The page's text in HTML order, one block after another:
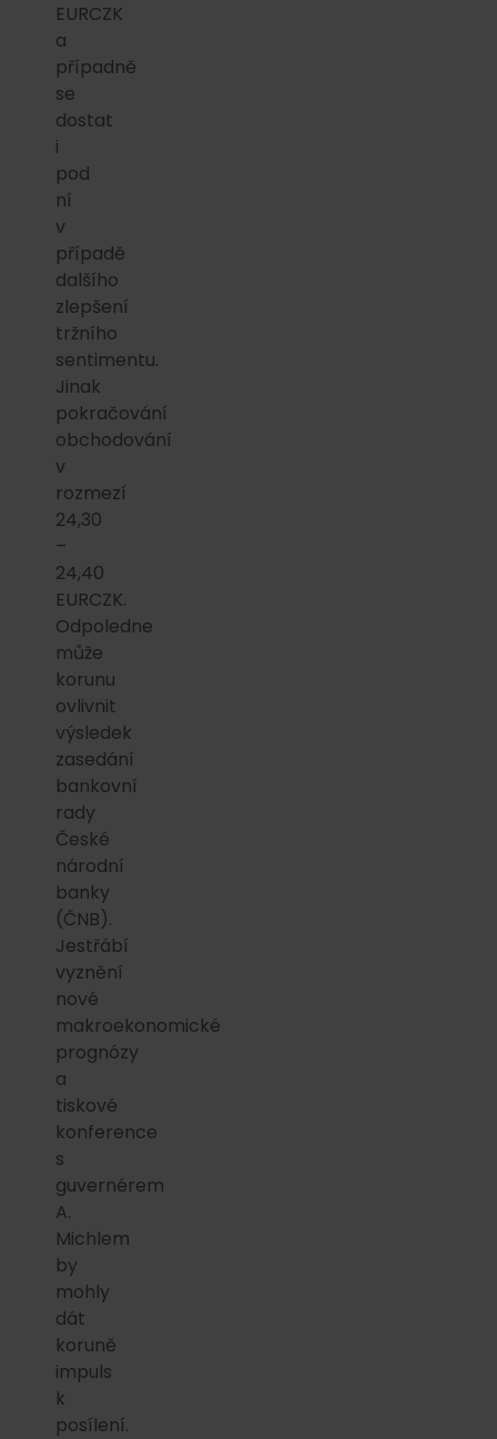
EURCZK
a
případně
se
dostat
i
pod
ní
v
případě
dalšího
zlepšení
tržního
sentimentu.
Jinak
pokračování
obchodování
v
rozmezí
24,30
–
24,40
EURCZK.
Odpoledne
může
korunu
ovlivnit
výsledek
zasedání
bankovní
rady
České
národní
banky
(ČNB).
Jestřábí
vyznění
nové
makroekonomické
prognózy
a
tiskové
konference
s
guvernérem
A.
Michlem
by
mohly
dát
koruně
impuls
k
posílení.